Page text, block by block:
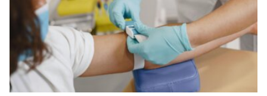
DePhillipo NN., Aman ZS., Kennedy MI., Begley JP., et al.,
Efficacy of vitamin C supplementation on collagen
synthesis and oxidative stress after musculoskeletal
injuries: a systematic review. Orthop J Sports Med, 2018.
Jeromson S., Gallagher IJ., Galloway SDR., Hamilton DL.,